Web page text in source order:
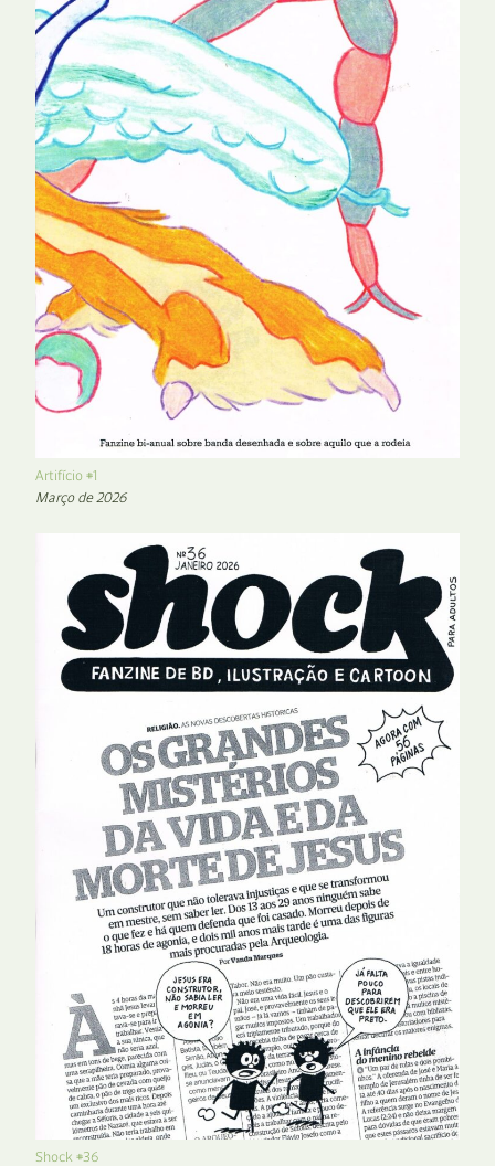
Artifício #1
Março de 2026
Shock #36